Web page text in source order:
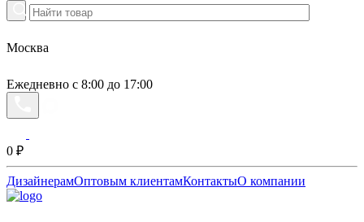
Москва
Ежедневно с 8:00 до 17:00
0 ₽
ДизайнерамОптовым клиентамКонтактыО компании